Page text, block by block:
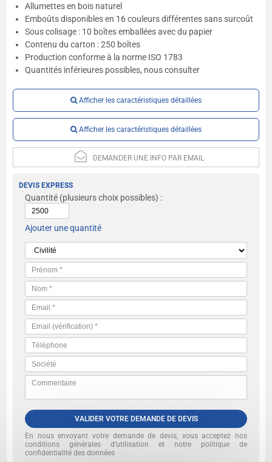
Allumettes en bois naturel
Emboûts disponibles en 16 couleurs différentes sans surcoût
Sous colisage : 10 boîtes emballées avec du papier
Contenu du carton : 250 boîtes
Production conforme à la norme ISO 1783
Quantités inférieures possibles, nous consulter
Afficher les caractéristiques détaillées
Afficher les caractéristiques détaillées
DEMANDER UNE INFO PAR EMAIL
DEVIS EXPRESS
Quantité (plusieurs choix possibles) :
Ajouter une quantité
VALIDER VOTRE DEMANDE DE DEVIS
En nous envoyant votre demande de devis, vous acceptez nos
conditions générales d’utilisation et notre politique de
confidentialité des données